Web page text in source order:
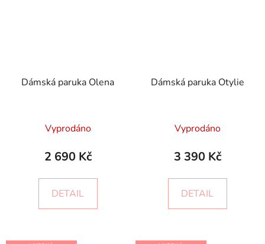
Dámská paruka Olena
Vyprodáno
2 690 Kč
DETAIL
Dámská paruka Otylie
Vyprodáno
3 390 Kč
DETAIL